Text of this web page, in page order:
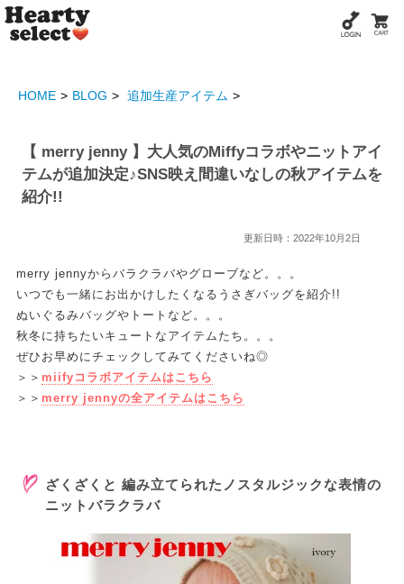
HOME BLOG 追加生産アイテム
【 merry jenny 】大人気のMiffyコラボやニットアイ
テムが追加決定♪SNS映え間違いなしの秋アイテムを
紹介!!
更新日時：2022年10月2日
merry jennyからバラクラバやグローブなど。。。
いつでも一緒にお出かけしたくなるうさぎバッグを紹介!!
ぬいぐるみバッグやトートなど。。。
秋冬に持ちたいキュートなアイテムたち。。。
ぜひお早めにチェックしてみてくださいね◎
＞＞ miifyコラボアイテムはこちら
＞＞ merry jennyの全アイテムはこちら
ざくざくと 編み立てられたノスタルジックな表情の
ニットバラクラバ